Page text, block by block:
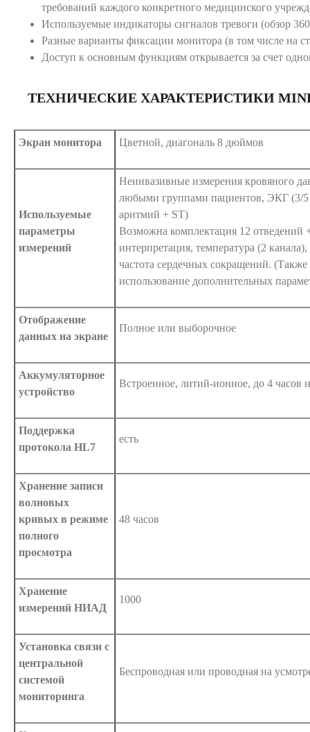
требований каждого конкретного медицинского
Используемые индикаторы сигналов тревоги (обзор
Разные варианты фиксации монитора (в том числе на
Доступ к основным функциям открывается за счет
ТЕХНИЧЕСКИЕ ХАРАКТЕРИСТИКИ
Экран монитора Цветной, диагональ 8 дюймов
Используемые
параметры
измерений
Неинвазивные измерения кровяного
любыми группами пациентов, ЭКГ (3/5
аритмий + ST)
Возможна комплектация 12 отведений
интерпретация, температура (2
частота сердечных сокращений.
использование дополнительных
Отображение
данных на экране
Полное или выборочное
Аккумуляторное
устройство
Встроенное, литий-ионное, до 4 часов
Поддержка
протокола HL7
есть
Хранение записи
волновых
кривых в режиме
полного
просмотра
48 часов
Хранение
измерений НИАД
1000
Установка связи с
центральной
системой
мониторинга
Беспроводная или проводная на